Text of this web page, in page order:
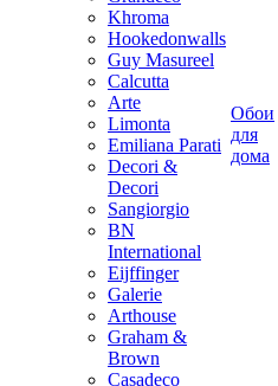
Khroma
Hookedonwalls
Guy Masureel
Calcutta
Arte
Limonta
Emiliana Parati
Decori &
Decori
Sangiorgio
BN
International
Eijffinger
Galerie
Arthouse
Graham &
Brown
Casadeco
Обои
для
дома